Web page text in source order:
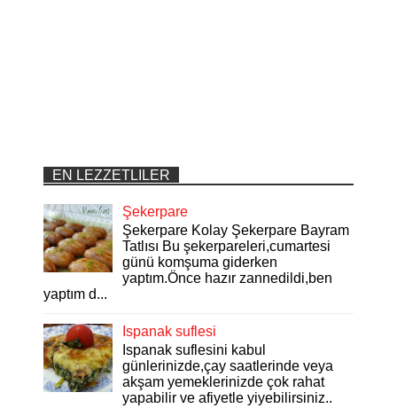
EN LEZZETLILER
Şekerpare
Şekerpare Kolay Şekerpare Bayram
Tatlısı Bu şekerpareleri,cumartesi
günü komşuma giderken
yaptım.Önce hazır zannedildi,ben
yaptım d...
Ispanak suflesi
Ispanak suflesini kabul
günlerinizde,çay saatlerinde veya
akşam yemeklerinizde çok rahat
yapabilir ve afiyetle yiyebilirsiniz..